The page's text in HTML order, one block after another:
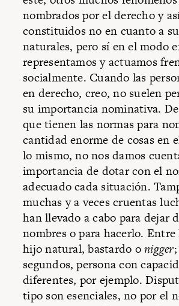
nombrados por el derecho y
constituidos no en cuanto a
naturales, pero sí en el modo
representamos y actuamos
socialmente. Cuando las
en derecho, creo, no suelen
su importancia nominativa.
que tienen las normas para
cantidad enorme de cosas en
lo mismo, no nos damos
importancia de dotar con el
adecuado cada situación.
muchas y a veces cruentas
han llevado a cabo para dejar
nombres o para hacerlo.
hijo natural, bastardo onigger
segundos, persona con
diferentes, por ejemplo.
tipo son esenciales, no por el